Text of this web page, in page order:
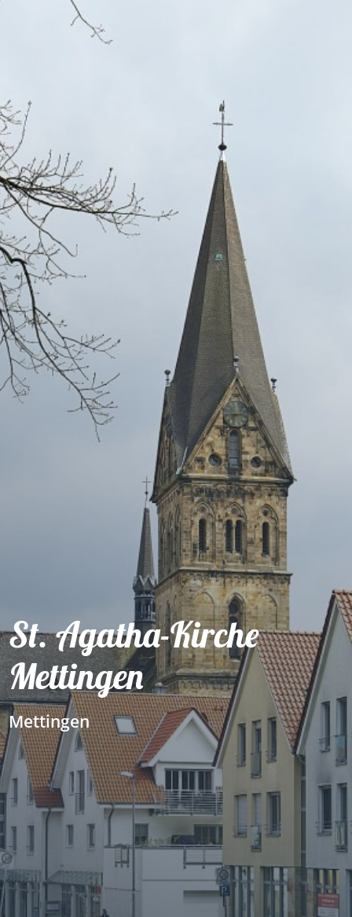
St. Agatha-Kirche
Mettingen
Mettingen